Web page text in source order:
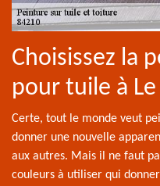
Choisissez la
pour tuile à
Certe, tout le monde veut
donner une nouvelle
aux autres. Mais il ne faut
couleurs à utiliser qui